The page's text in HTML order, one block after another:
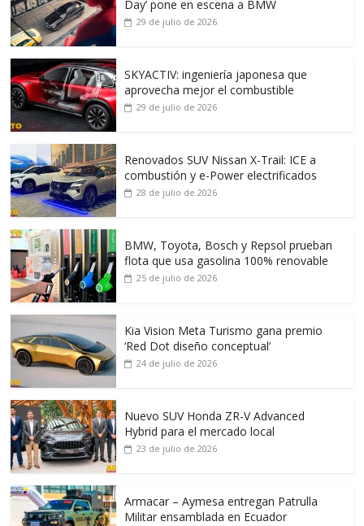
Day’ pone en escena a BMW
29 de julio de 2026
SKYACTIV: ingeniería japonesa que
aprovecha mejor el combustible
29 de julio de 2026
Renovados SUV Nissan X-Trail: ICE a
combustión y e-Power electrificados
28 de julio de 2026
BMW, Toyota, Bosch y Repsol prueban
flota que usa gasolina 100% renovable
25 de julio de 2026
Kia Vision Meta Turismo gana premio
‘Red Dot diseño conceptual’
24 de julio de 2026
Nuevo SUV Honda ZR-V Advanced
Hybrid para el mercado local
23 de julio de 2026
Armacar – Aymesa entregan Patrulla
Militar ensamblada en Ecuador